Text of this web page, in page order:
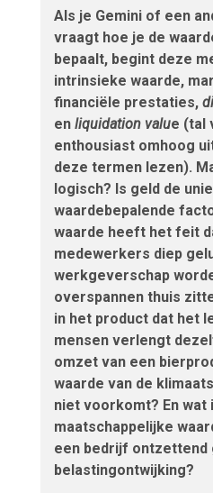
Als je Gemini of een
vraagt hoe je de
bepaalt, begint deze
intrinsieke waarde,
financiële prestaties,
en liquidation value (tal
enthousiast omhoog
deze termen lezen).
logisch? Is geld de
waardebepalende
waarde heeft het feit
medewerkers diep
werkgeverschap
overspannen thuis
in het product dat het
mensen verlengt
omzet van een
waarde van de
niet voorkomt? En wat
maatschappelijke
een bedrijf ontzettend
belastingontwijking?